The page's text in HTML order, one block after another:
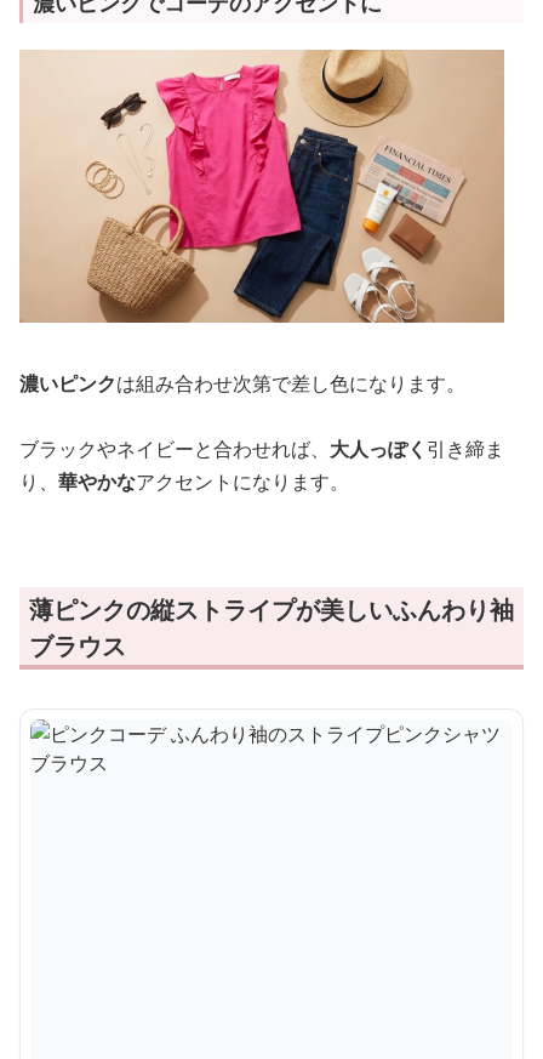
濃いピンクは組み合わせ次第で差し色になります。
ブラックやネイビーと合わせれば、 大人っぽく 引き締ま
り、 華やかなアクセントになります。
薄ピンクの縦ストライプが美しいふんわり袖
ブラウス